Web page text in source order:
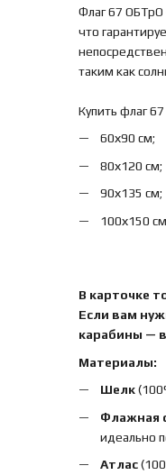
Флаг 67 ОБТрО
что
таким как
Купить флаг
60х90 см;
80х120 см;
90х135 см;
100х150
В карточке
Если вам
карабины —
Материалы:
Шелк
Флажная
идеально
Атлас